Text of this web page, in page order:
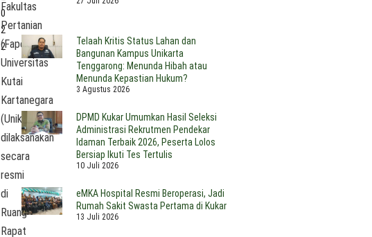
0
2
2
Fakultas
Pertanian
(Faperta)
Universitas
Kutai
Kartanegara
(Unikarta)
dilaksanakan
secara
resmi
di
Ruang
Rapat
Payang
Ilir
APBD
Kukar
Tahun
Yayasan
Kutai
Kartanegara
Telaah Kritis Status Lahan dan
Bangunan Kampus Unikarta
Tenggarong: Menunda Hibah atau
Menunda Kepastian Hukum?
3 Agustus 2026
DPMD Kukar Umumkan Hasil Seleksi
Administrasi Rekrutmen Pendekar
Idaman Terbaik 2026, Peserta Lolos
Bersiap Ikuti Tes Tertulis
10 Juli 2026
eMKA Hospital Resmi Beroperasi, Jadi
Rumah Sakit Swasta Pertama di Kukar
13 Juli 2026